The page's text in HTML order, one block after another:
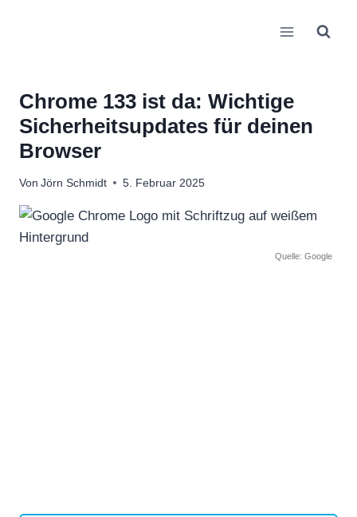
Chrome 133 ist da: Wichtige
Sicherheitsupdates für deinen
Browser
Von Jörn Schmidt 5. Februar 2025
Quelle: Google